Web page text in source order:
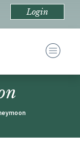
Login